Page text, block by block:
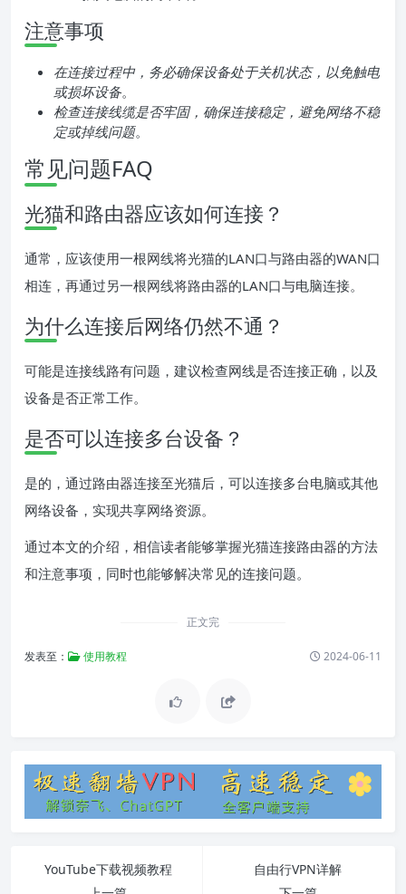
注意事项
在连接过程中，务必确保设备处于关机状态，以免触电
或损坏设备。
检查连接线缆是否牢固，确保连接稳定，避免网络不稳
定或掉线问题。
常见问题FAQ
光猫和路由器应该如何连接？
通常，应该使用一根网线将光猫的LAN口与路由器的WAN口
相连，再通过另一根网线将路由器的LAN口与电脑连接。
为什么连接后网络仍然不通？
可能是连接线路有问题，建议检查网线是否连接正确，以及
设备是否正常工作。
是否可以连接多台设备？
是的，通过路由器连接至光猫后，可以连接多台电脑或其他
网络设备，实现共享网络资源。
通过本文的介绍，相信读者能够掌握光猫连接路由器的方法
和注意事项，同时也能够解决常见的连接问题。
正文完
发表至： 使用教程 2024-06-11
YouTube下载视频教程
自由行VPN详解